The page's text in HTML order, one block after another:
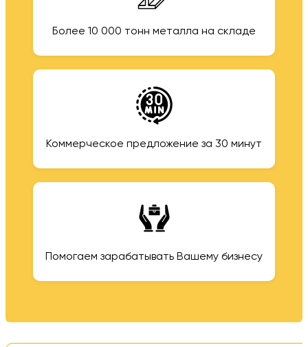
Более 10 000 тонн металла на складе
Коммерческое предложение за 30 минут
Помогаем зарабатывать Вашему бизнесу